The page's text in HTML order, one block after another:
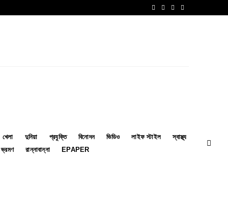
খেলা দুনিয়া প্রযুক্তি বিনোদন ভিডিও লাইফ স্টাইল
স্বাস্থ্য
ভ্রমণ
রান্নাবান্না EPAPER